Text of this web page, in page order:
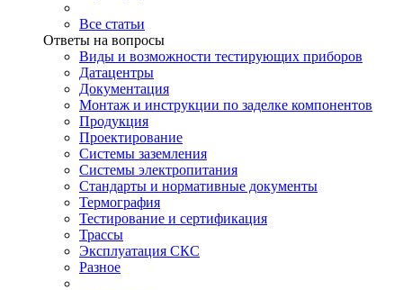
Все статьи
Ответы на вопросы
Виды и возможности тестирующих приборов
Датацентры
Документация
Монтаж и инструкции по заделке компонентов
Продукция
Проектирование
Системы заземления
Системы электропитания
Стандарты и нормативные документы
Термография
Тестирование и сертификация
Трассы
Эксплуатация СКС
Разное